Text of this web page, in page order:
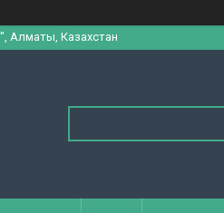
Алматы, Казахстан